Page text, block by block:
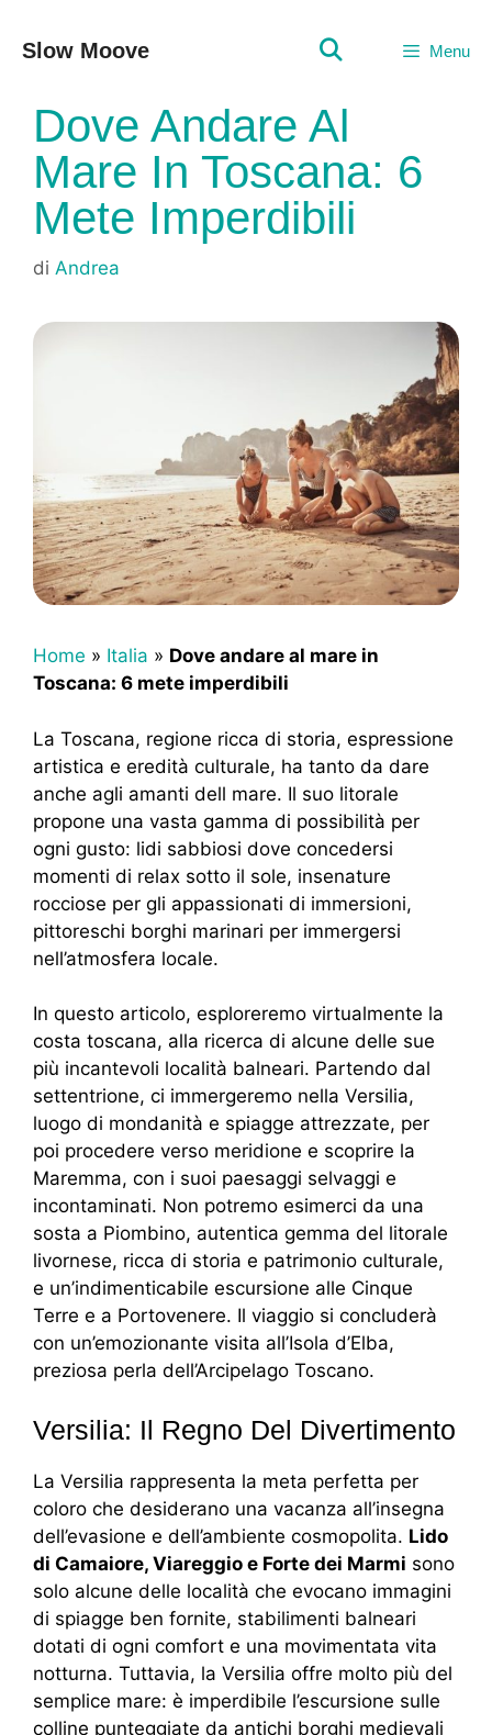
Slow Moove Menu
Dove Andare Al
Mare In Toscana: 6
Mete Imperdibili
di Andrea
Home » Italia » Dove andare al mare in
Toscana: 6 mete imperdibili
La Toscana, regione ricca di storia, espressione
artistica e eredità culturale, ha tanto da dare
anche agli amanti dell mare. Il suo litorale
propone una vasta gamma di possibilità per
ogni gusto: lidi sabbiosi dove concedersi
momenti di relax sotto il sole, insenature
rocciose per gli appassionati di immersioni,
pittoreschi borghi marinari per immergersi
nell’atmosfera locale.
In questo articolo, esploreremo virtualmente la
costa toscana, alla ricerca di alcune delle sue
più incantevoli località balneari. Partendo dal
settentrione, ci immergeremo nella Versilia,
luogo di mondanità e spiagge attrezzate, per
poi procedere verso meridione e scoprire la
Maremma, con i suoi paesaggi selvaggi e
incontaminati. Non potremo esimerci da una
sosta a Piombino, autentica gemma del litorale
livornese, ricca di storia e patrimonio culturale,
e un’indimenticabile escursione alle Cinque
Terre e a Portovenere. Il viaggio si concluderà
con un’emozionante visita all’Isola d’Elba,
preziosa perla dell’Arcipelago Toscano.
Versilia: Il Regno Del Divertimento
La Versilia rappresenta la meta perfetta per
coloro che desiderano una vacanza all’insegna
dell’evasione e dell’ambiente cosmopolita. Lido
di Camaiore, Viareggio e Forte dei Marmi sono
solo alcune delle località che evocano immagini
di spiagge ben fornite, stabilimenti balneari
dotati di ogni comfort e una movimentata vita
notturna. Tuttavia, la Versilia offre molto più del
semplice mare: è imperdibile l’escursione sulle
colline punteggiate da antichi borghi medievali